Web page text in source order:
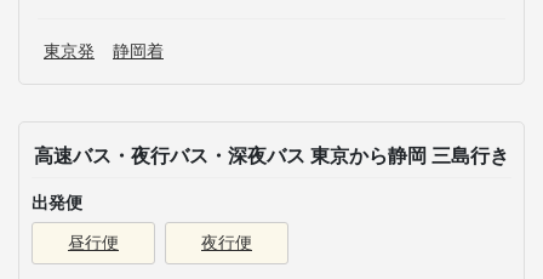
東京発 静岡着
高速バス・夜行バス・深夜バス 東京から静岡 三島行き
出発便
昼行便 夜行便